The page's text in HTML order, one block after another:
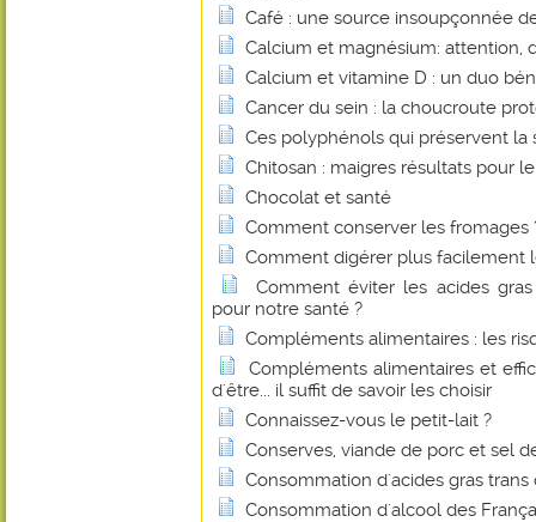
Café : une source insoupçonnée
Calcium et magnésium: attention,
Calcium et vitamine D : un duo
Cancer du sein : la choucroute
Ces polyphénols qui préservent la
Chitosan : maigres résultats pour
Chocolat et santé
Comment conserver les fromages
Comment digérer plus facilement
Comment éviter les acides
pour notre santé ?
Compléments alimentaires : les
Compléments alimentaires et
d'être... il suffit de savoir les choisir
Connaissez-vous le petit-lait ?
Conserves, viande de porc et sel
Consommation d'acides gras
Consommation d'alcool des